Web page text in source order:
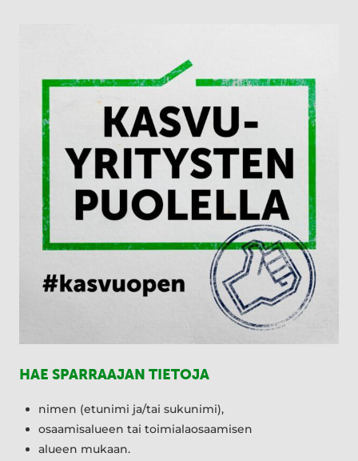
HAE SPARRAAJAN TIETOJA
nimen (etunimi ja/tai sukunimi),
osaamisalueen tai toimialaosaamisen
alueen mukaan.